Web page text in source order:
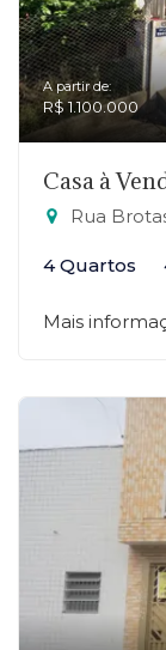
A partir de:
R$ 1.100.000
Casa à
Rua
4 Quartos
Mais